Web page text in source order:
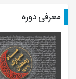
معرفی دوره